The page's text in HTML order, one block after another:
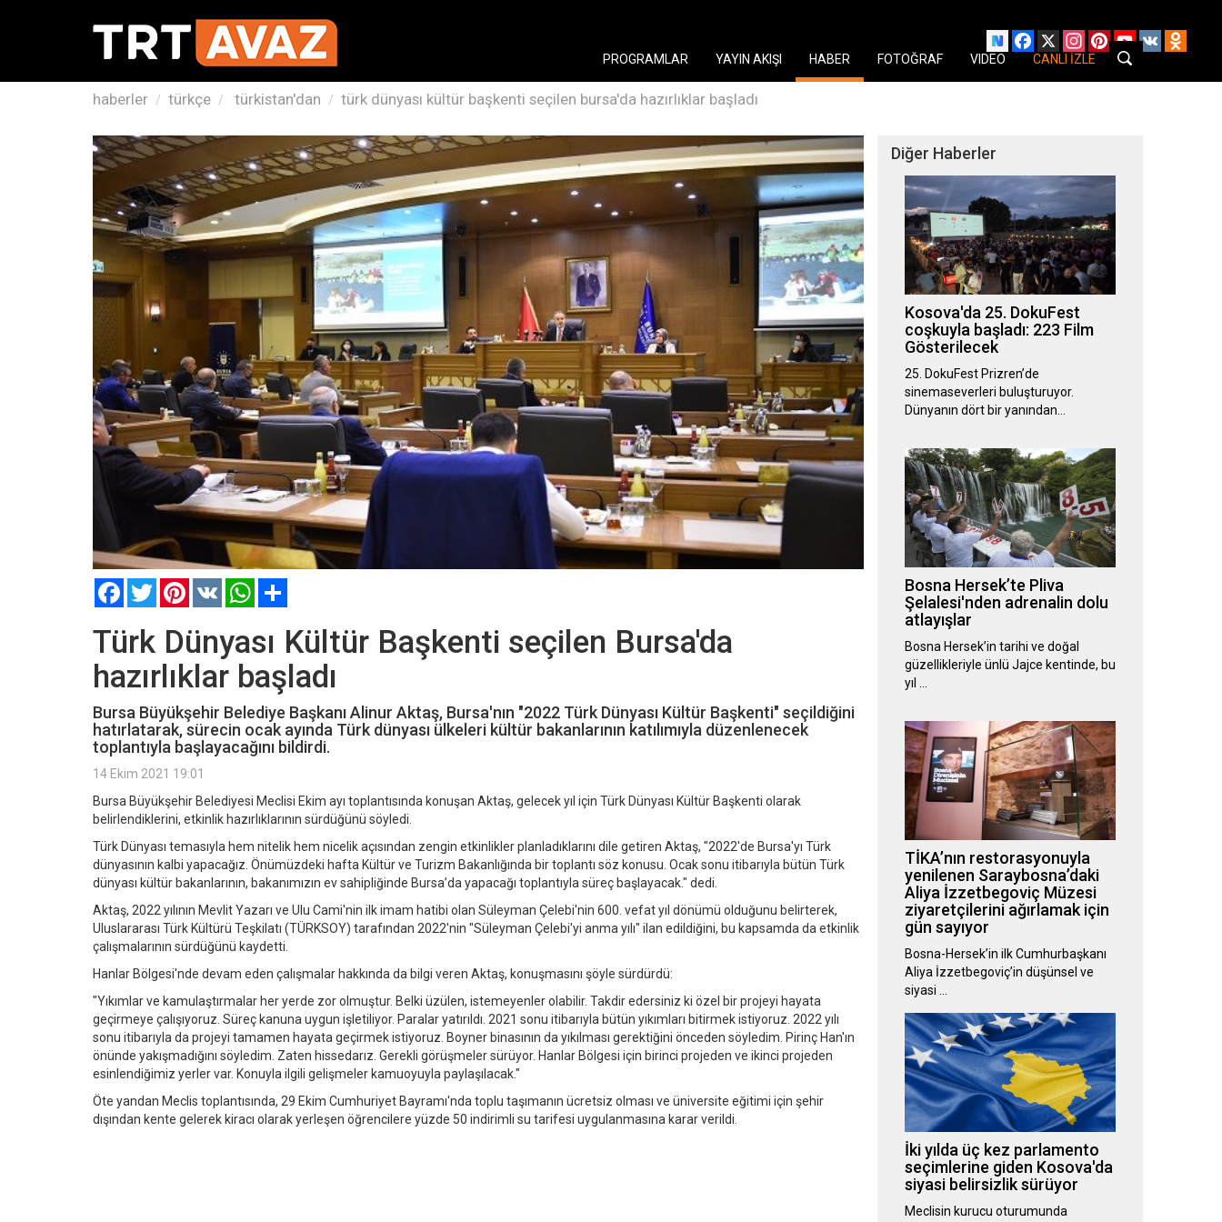
Facebook
X Instagram
PinterestYouTube
VK
PROGRAMLAR
YAYIN AKIŞI HABER FOTOĞRAF VIDEO CANLI İZLE
haberler türkçe türkistan'dan türk dünyası kültür başkenti seçilen bursa'da hazırlıklar başladı
FacebookTwitterPinterest
VK WhatsApp
Türk Dünyası Kültür Başkenti seçilen Bursa'da
hazırlıklar başladı
Bursa Büyükşehir Belediye Başkanı Alinur Aktaş, Bursa'nın "2022 Türk Dünyası Kültür Başkenti" seçildiğini
hatırlatarak, sürecin ocak ayında Türk dünyası ülkeleri kültür bakanlarının katılımıyla düzenlenecek
toplantıyla başlayacağını bildirdi.
14 Ekim 2021 19:01
Bursa Büyükşehir Belediyesi Meclisi Ekim ayı toplantısında konuşan Aktaş, gelecek yıl için Türk Dünyası Kültür Başkenti olarak
belirlendiklerini, etkinlik hazırlıklarının sürdüğünü söyledi.
Türk Dünyası temasıyla hem nitelik hem nicelik açısından zengin etkinlikler planladıklarını dile getiren Aktaş, "2022'de Bursa'yı Türk
dünyasının kalbi yapacağız. Önümüzdeki hafta Kültür ve Turizm Bakanlığında bir toplantı söz konusu. Ocak sonu itibarıyla bütün Türk
dünyası kültür bakanlarının, bakanımızın ev sahipliğinde Bursa’da yapacağı toplantıyla süreç başlayacak." dedi.
Aktaş, 2022 yılının Mevlit Yazarı ve Ulu Cami'nin ilk imam hatibi olan Süleyman Çelebi'nin 600. vefat yıl dönümü olduğunu belirterek,
Uluslararası Türk Kültürü Teşkilatı (TÜRKSOY) tarafından 2022'nin "Süleyman Çelebi'yi anma yılı" ilan edildiğini, bu kapsamda da etkinlik
çalışmalarının sürdüğünü kaydetti.
Hanlar Bölgesi'nde devam eden çalışmalar hakkında da bilgi veren Aktaş, konuşmasını şöyle sürdürdü:
"Yıkımlar ve kamulaştırmalar her yerde zor olmuştur. Belki üzülen, istemeyenler olabilir. Takdir edersiniz ki özel bir projeyi hayata
geçirmeye çalışıyoruz. Süreç kanuna uygun işletiliyor. Paralar yatırıldı. 2021 sonu itibarıyla bütün yıkımları bitirmek istiyoruz. 2022 yılı
sonu itibarıyla da projeyi tamamen hayata geçirmek istiyoruz. Boyner binasının da yıkılması gerektiğini önceden söyledim. Pirinç Han'ın
önünde yakışmadığını söyledim. Zaten hissedarız. Gerekli görüşmeler sürüyor. Hanlar Bölgesi için birinci projeden ve ikinci projeden
esinlendiğimiz yerler var. Konuyla ilgili gelişmeler kamuoyuyla paylaşılacak."
Öte yandan Meclis toplantısında, 29 Ekim Cumhuriyet Bayramı'nda toplu taşımanın ücretsiz olması ve üniversite eğitimi için şehir
dışından kente gelerek kiracı olarak yerleşen öğrencilere yüzde 50 indirimli su tarifesi uygulanmasına karar verildi.
Diğer Haberler
Kosova'da 25. DokuFest
coşkuyla başladı: 223 Film
Gösterilecek
25. DokuFest Prizren’de
sinemaseverleri buluşturuyor.
Dünyanın dört bir yanından…
Bosna Hersek’te Pliva
Şelalesi'nden adrenalin dolu
atlayışlar
Bosna Hersek’in tarihi ve doğal
güzellikleriyle ünlü Jajce kentinde, bu
yıl …
TİKA’nın restorasyonuyla
yenilenen Saraybosna’daki
Aliya İzzetbegoviç Müzesi
ziyaretçilerini ağırlamak için
gün sayıyor
Bosna-Hersek’in ilk Cumhurbaşkanı
Aliya İzzetbegoviç’in düşünsel ve
siyasi …
İki yılda üç kez parlamento
seçimlerine giden Kosova'da
siyasi belirsizlik sürüyor
Meclisin kurucu oturumunda